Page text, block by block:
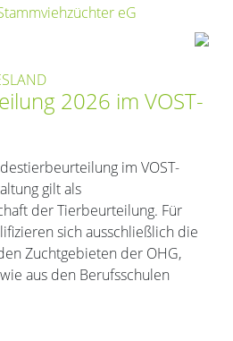
2026 im VOST-
im VOST-
gilt als
der Tierbeurteilung. Für
sich ausschließlich die
Zuchtgebieten der OHG,
aus den Berufsschulen